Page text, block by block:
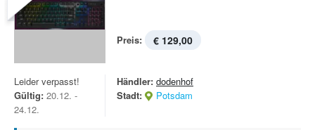
Preis: € 129,00
Leider verpasst!
Gültig: 20.12. -
24.12.
Händler: dodenhof
Stadt:
Potsdam